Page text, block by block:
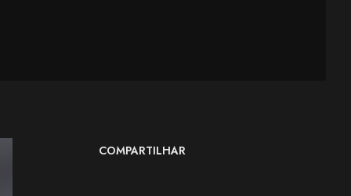
COMPARTILHAR